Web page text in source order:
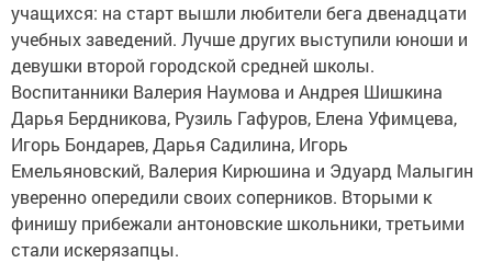
учащихся: на старт вышли любители бега двенадцати
учебных заведений. Лучше других выступили юноши и
девушки второй городской средней школы.
Воспитанники Валерия Наумова и Андрея Шишкина
Дарья Бердникова, Рузиль Гафуров, Елена Уфимцева,
Игорь Бондарев, Дарья Садилина, Игорь
Емельяновский, Валерия Кирюшина и Эдуард Малыгин
уверенно опередили своих соперников. Вторыми к
финишу прибежали антоновские школьники, третьими
стали искерязапцы.